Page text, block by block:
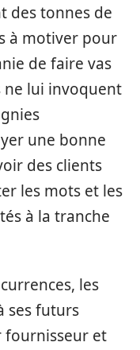
des tonnes de
à motiver pour
de faire vas
ne lui invoquent
une bonne
des clients
les mots et les
à la tranche
les
ses futurs
fournisseur et